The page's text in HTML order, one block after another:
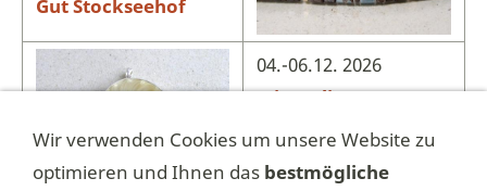
Gut Stockseehof
04.-06.12. 2026
Mineralientage
Hamburg
Hamburg Schnelsen
Wir verwenden Cookies um unsere Website zu
optimieren und Ihnen das bestmögliche